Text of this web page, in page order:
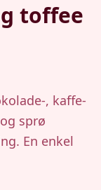
toffee
, kaffe-
sprø
En enkel